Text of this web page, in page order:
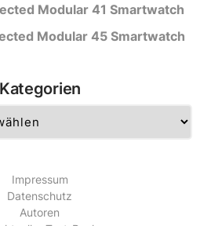
Modular 41 Smartwatch
Modular 45 Smartwatch
Kategorien
Impressum
Datenschutz
Autoren